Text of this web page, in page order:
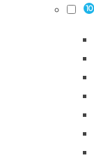
10